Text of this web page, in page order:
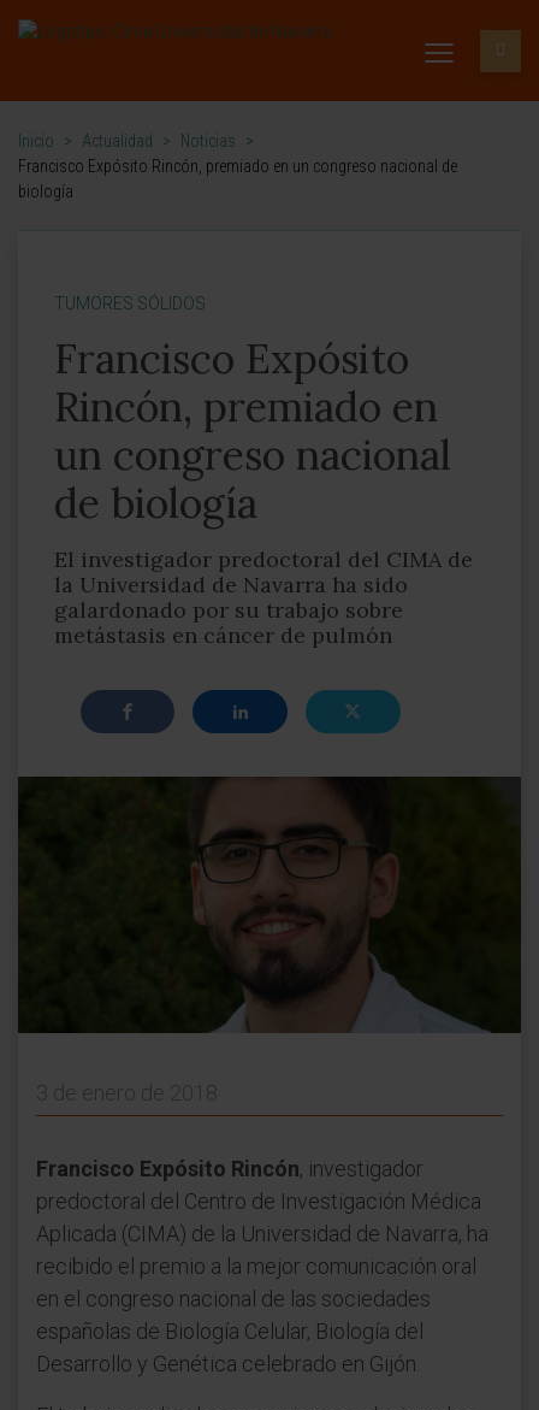
Inicio > Actualidad > Noticias
>
Francisco Expósito Rincón, premiado en un congreso nacional de
biología
TUMORES SÓLIDOS
Francisco Expósito
Rincón, premiado en
un congreso nacional
de biología
El investigador predoctoral del CIMA de
la Universidad de Navarra ha sido
galardonado por su trabajo sobre
metástasis en cáncer de pulmón
3 de enero de 2018
Francisco Expósito Rincón, investigador
predoctoral del Centro de Investigación Médica
Aplicada (CIMA) de la Universidad de Navarra, ha
recibido el premio a la mejor comunicación oral
en el congreso nacional de las sociedades
españolas de Biología Celular, Biología del
Desarrollo y Genética celebrado en Gijón.